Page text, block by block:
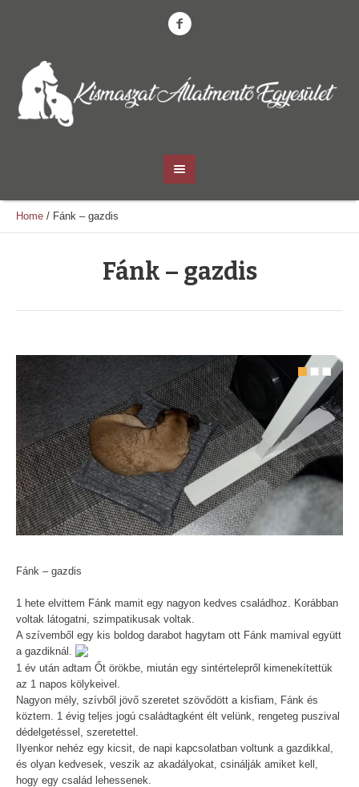
Home / Fánk – gazdis
Fánk – gazdis
Fánk – gazdis
1 hete elvittem Fánk mamit egy nagyon kedves családhoz. Korábban
voltak látogatni, szimpatikusak voltak.
A szívemből egy kis boldog darabot hagytam ott Fánk mamival együtt
a gazdiknál.
1 év után adtam Őt örökbe, miután egy sintértelepről kimenekítettük
az 1 napos kölykeivel.
Nagyon mély, szívből jövő szeretet szövődött a kisfiam, Fánk és
köztem. 1 évig teljes jogú családtagként élt velünk, rengeteg puszival
dédelgetéssel, szeretettel.
Ilyenkor nehéz egy kicsit, de napi kapcsolatban voltunk a gazdikkal,
és olyan kedvesek, veszik az akadályokat, csinálják amiket kell,
hogy egy család lehessenek.